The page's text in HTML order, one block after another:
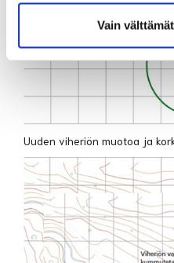
Vain
Uuden viheriön muotoa ja